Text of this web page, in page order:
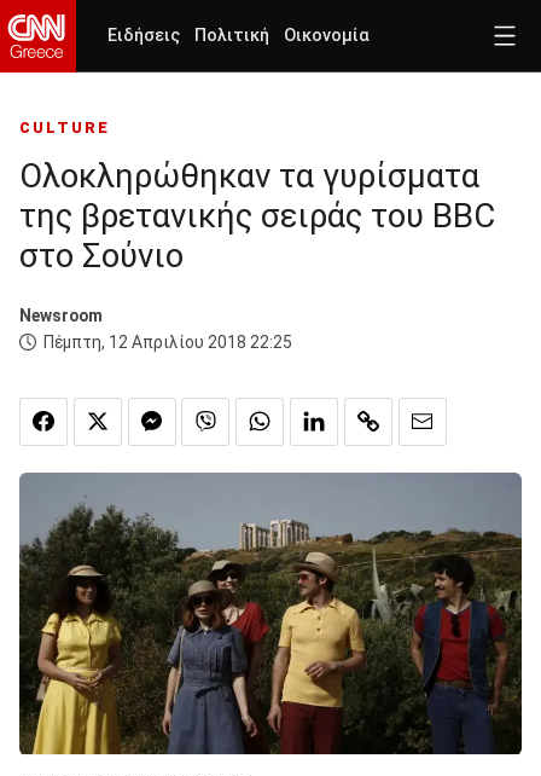
Ειδήσεις Πολιτική Οικονομία
CULTURE
Ολοκληρώθηκαν τα γυρίσματα
της βρετανικής σειράς του BBC
στο Σούνιο
Newsroom
Πέμπτη, 12 Απριλίου 2018 22:25